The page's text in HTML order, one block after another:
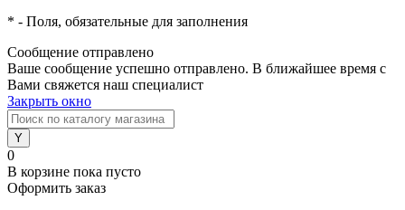
* - Поля, обязательные для заполнения
Сообщение отправлено
Ваше сообщение успешно отправлено. В ближайшее время с
Вами свяжется наш специалист
Закрыть окно
0
В корзине пока пусто
Оформить заказ